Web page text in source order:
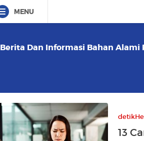
MENU
Berita Dan Informasi Bahan Alami
13